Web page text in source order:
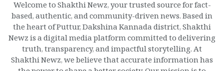
Welcome to Shakthi Newz, your trusted source for fact-
based, authentic, and community-driven news. Based in
the heart of Puttur, Dakshina Kannada district, Shakthi
Newz is a digital media platform committed to delivering
truth, transparency, and impactful storytelling. At
Shakthi Newz, we believe that accurate information has